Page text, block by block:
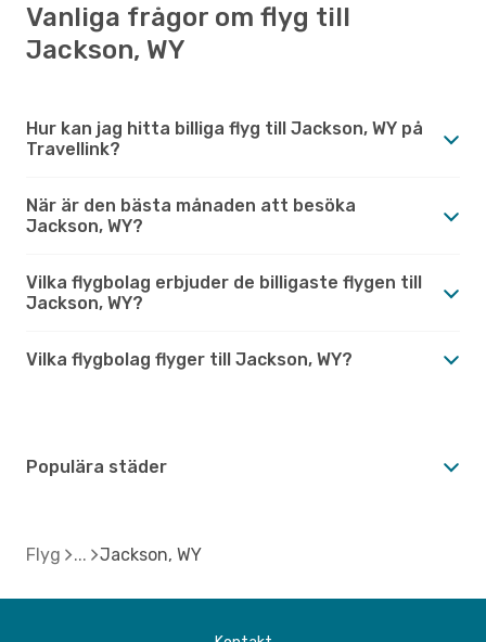
Vanliga frågor om flyg till
Jackson, WY
Hur kan jag hitta billiga flyg till Jackson, WY på
Travellink?
När är den bästa månaden att besöka
Jackson, WY?
Vilka flygbolag erbjuder de billigaste flygen till
Jackson, WY?
Vilka flygbolag flyger till Jackson, WY?
Populära städer
Flyg Jackson, WY